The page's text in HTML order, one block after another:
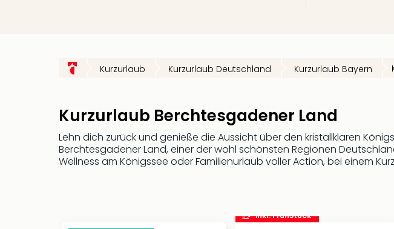
Kurzurlaub Kurzurlaub Deutschland Kurzurlaub Bayern
Kurzurlaub Berchtesgadener Land
Lehn dich zurück und genieße die Aussicht über den kristallklaren
Berchtesgadener Land, einer der wohl schönsten Regionen
Wellness am Königssee oder Familienurlaub voller Action, bei einem
inkl. Frühstück